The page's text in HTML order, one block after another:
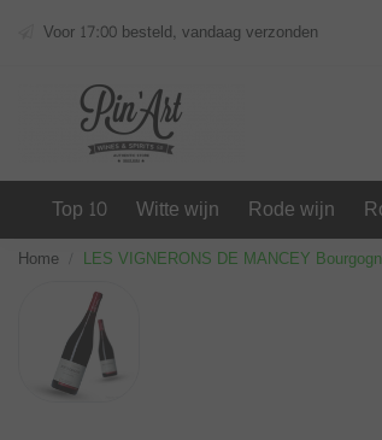
Voor 17:00 besteld, vandaag verzonden
Top 10 Witte wijn Rode wijn
Home LES VIGNERONS DE MANCEY